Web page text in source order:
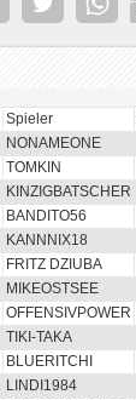
Spieler
NONAMEONE
TOMKIN
KINZIGBATSCHER
BANDITO56
KANNNIX18
FRITZ DZIUBA
MIKEOSTSEE
OFFENSIVPOWER
TIKI-TAKA
BLUERITCHI
LINDI1984